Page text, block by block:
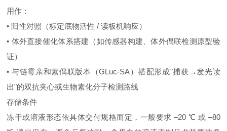
用作：
• 阳性对照（标定底物活性 / 读板机响应）
• 体外直接催化体系搭建（如传感器构建、体外偶联检测原型验
证）
• 与链霉亲和素偶联版本（GLuc‑SA）搭配形成"捕获→发光读
出"的双抗夹心或生物素化分子检测路线
存储条件
冻干或溶液形态依具体交付规格而定，一般要求 –20 ℃ 或 –80